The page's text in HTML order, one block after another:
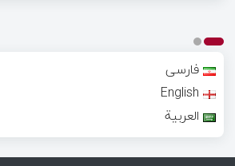
فارسی
English
العربية